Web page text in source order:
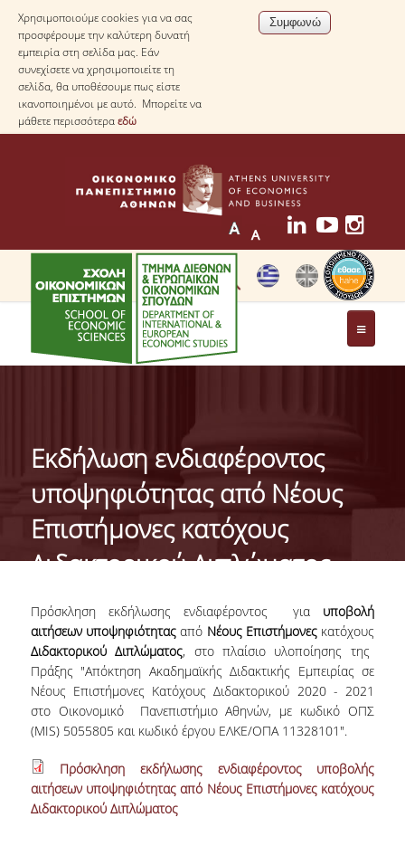
Χρησιμοποιούμε cookies για να σας
προσφέρουμε την καλύτερη δυνατή
εμπειρία στη σελίδα μας. Εάν
συνεχίσετε να χρησιμοποιείτε τη
σελίδα, θα υποθέσουμε πως είστε
ικανοποιημένοι με αυτό. Μπορείτε να
μάθετε περισσότεραεδώ
ΤΟ ΤΜΗΜΑ
ΓΕΝΙΚΕΣ ΠΛΗΡΟΦΟΡΙΕΣ
ΔΙΟΙΚΗΣΗ ΤΟΥ ΤΜΗΜΑΤΟΣ
ΓΡΑΜΜΑΤΕΙΑ ΠΡΟΠΤΥΧΙΑΚΩΝ ΣΠΟΥΔΩΝ
ΓΡΑΜΜΑΤΕΙΕΣ ΜΕΤΑΠΤΥΧΙΑΚΩΝ ΣΠΟΥΔΩΝ
TESTIMONIALS ΑΠΟΦΟΙΤΩΝ
ΑΝΘΡΩΠΙΝΟ ΔΥΝΑΜΙΚΟ
ΜΕΛΗ ΔΕΠ
ΕΠΙΤΙΜΟΙ ΔΙΔΑΚΤΟΡΕΣ / ΕΡΕΥΝΗΤΙΚΟΙ
ΕΝΤΕΤΑΛΜΕΝΟΙ ΔΙΔΑΣΚΟΝΤΕΣ
Εκδήλωση ενδιαφέροντος
υποψηφιότητας από Νέους
Επιστήμονες κατόχους
Διδακτορικού Διπλώματος
Πρόσκληση εκδήλωσης ενδιαφέροντος για υποβολή
αιτήσεων υποψηφιότηταςαπό Νέους Επιστήμονες κατόχους
Διδακτορικού Διπλώματος, στο πλαίσιο υλοποίησης της
Πράξης "Απόκτηση Ακαδημαϊκής Διδακτικής Εμπειρίας σε
Νέους Επιστήμονες Κατόχους Διδακτορικού 2020 - 2021
στο Οικονομικό Πανεπιστήμιο Αθηνών, με κωδικό ΟΠΣ
(MIS) 5055805 και κωδικό έργου ΕΛΚΕ/ΟΠΑ 11328101".
Πρόσκληση εκδήλωσης ενδιαφέροντος υποβολής
αιτήσεων υποψηφιότητας από Νέους Επιστήμονες κατόχους
Διδακτορικού Διπλώματος